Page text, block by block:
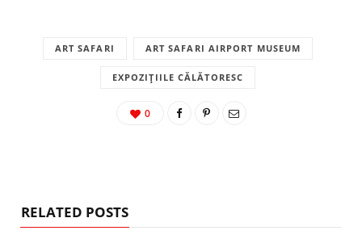
ART SAFARI ART SAFARI AIRPORT MUSEUM
EXPOZIȚIILE CĂLĂTORESC
0
RELATED POSTS